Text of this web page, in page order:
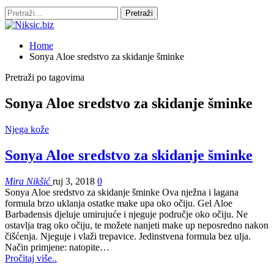
Home
Sonya Aloe sredstvo za skidanje šminke
Pretraži po tagovima
Sonya Aloe sredstvo za skidanje šminke
Njega kože
Sonya Aloe sredstvo za skidanje šminke
Mira Nikšićruj 3, 2018 0
Sonya Aloe sredstvo za skidanje šminke Ova nježna i lagana
formula brzo uklanja ostatke make upa oko očiju. Gel Aloe
Barbadensis djeluje umirujuće i njeguje područje oko očiju. Ne
ostavlja trag oko očiju, te možete nanjeti make up neposredno nakon
čišćenja. Njeguje i vlaži trepavice. Jedinstvena formula bez ulja.
Način primjene: natopite…
Pročitaj više..